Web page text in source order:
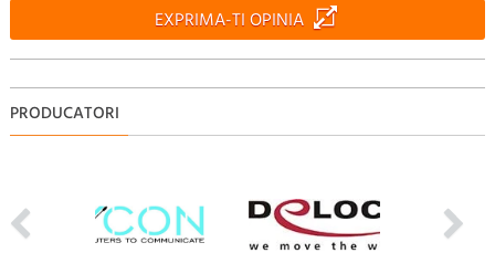
EXPRIMA-TI OPINIA
PRODUCATORI